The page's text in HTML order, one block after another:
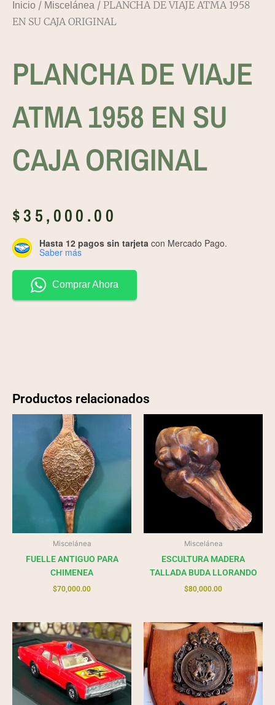
Inicio / Miscelánea / PLANCHA DE VIAJE ATMA 1958
EN SU CAJA ORIGINAL
PLANCHA DE VIAJE
ATMA 1958 EN SU
CAJA ORIGINAL
$35,000.00
Hasta 12 pagos sin tarjeta con Mercado Pago.
Saber más
Comprar Ahora
Productos relacionados
Miscelánea
FUELLE ANTIGUO PARA
CHIMENEA
$70,000.00
Miscelánea
ESCULTURA MADERA
TALLADA BUDA LLORANDO
$80,000.00